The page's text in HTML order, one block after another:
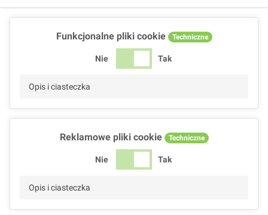
Funkcjonalne pliki cookie Techniczne
Nie Tak
Opis i ciasteczka
Reklamowe pliki cookie Techniczne
Nie Tak
Opis i ciasteczka